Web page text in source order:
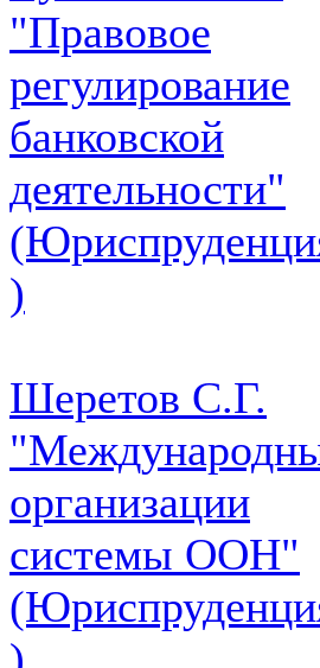
"Правовое
регулирование
банковской
деятельности"
)
Шеретов С.Г.
организации
системы ООН"